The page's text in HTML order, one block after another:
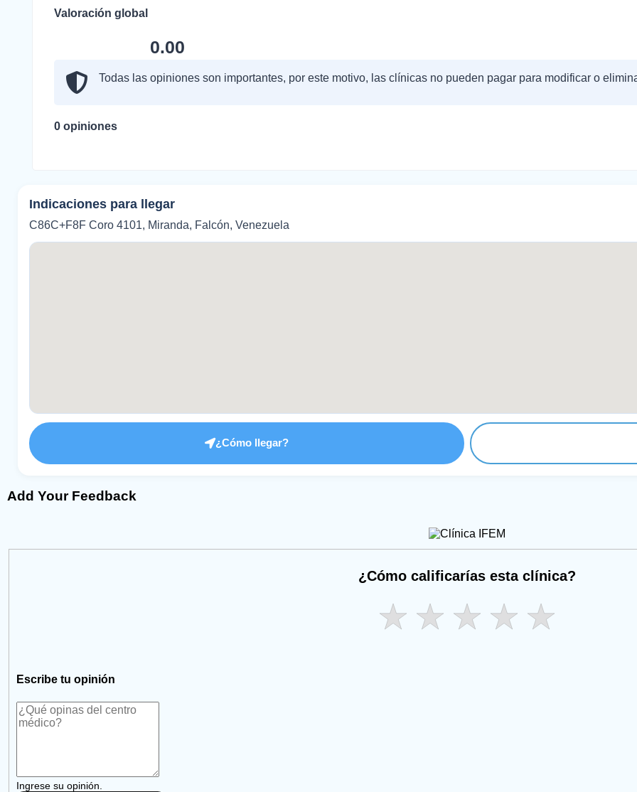
Valoración global
0.00
Todas las opiniones son importantes, por este motivo, las clínicas no pueden pagar para modificar o
0 opiniones
Indicaciones para llegar
C86C+F8F Coro 4101, Miranda, Falcón, Venezuela
¿Cómo llegar?
Add Your Feedback
¿Cómo calificarías esta clínica?
Escribe tu opinión
Ingrese su opinión.